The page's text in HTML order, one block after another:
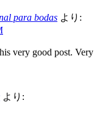
para bodas より:
very good post.
より: